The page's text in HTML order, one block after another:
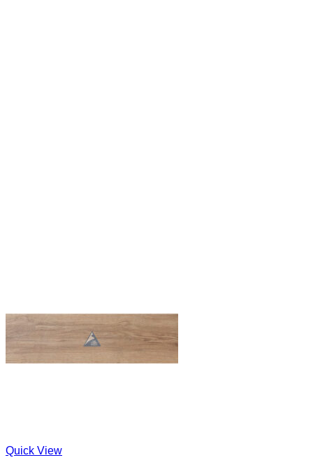
Quick View